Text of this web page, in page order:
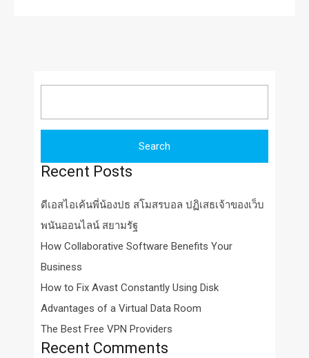
Recent Posts
ดีเอสไอเค้นพี่น้องปธ สโมสรบอล ปฏิเสธเจ้าของเว็บ
พนันออนไลน์ สยามรัฐ
How Collaborative Software Benefits Your
Business
How to Fix Avast Constantly Using Disk
Advantages of a Virtual Data Room
The Best Free VPN Providers
Recent Comments